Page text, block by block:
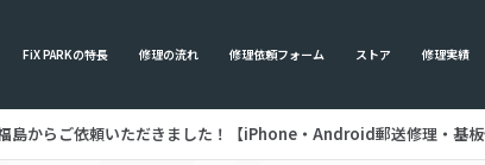
FiX PARKの特長 修理の流れ 修理依頼フォーム ストア 修理実績
からご依頼いただきました！【iPhone・Android郵送修理・基板